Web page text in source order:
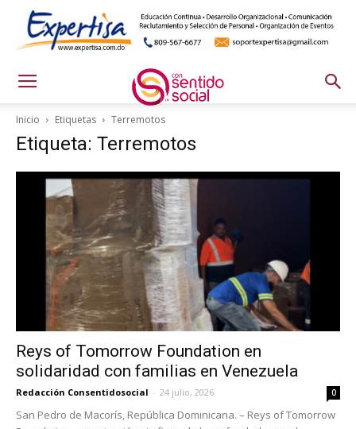
Inicio Etiquetas Terremotos
Etiqueta: Terremotos
Reys of Tomorrow Foundation en
solidaridad con familias en Venezuela
Redacción Consentidosocial - 24 julio, 2026 0
San Pedro de Macorís, República Dominicana. – Reys of Tomorrow